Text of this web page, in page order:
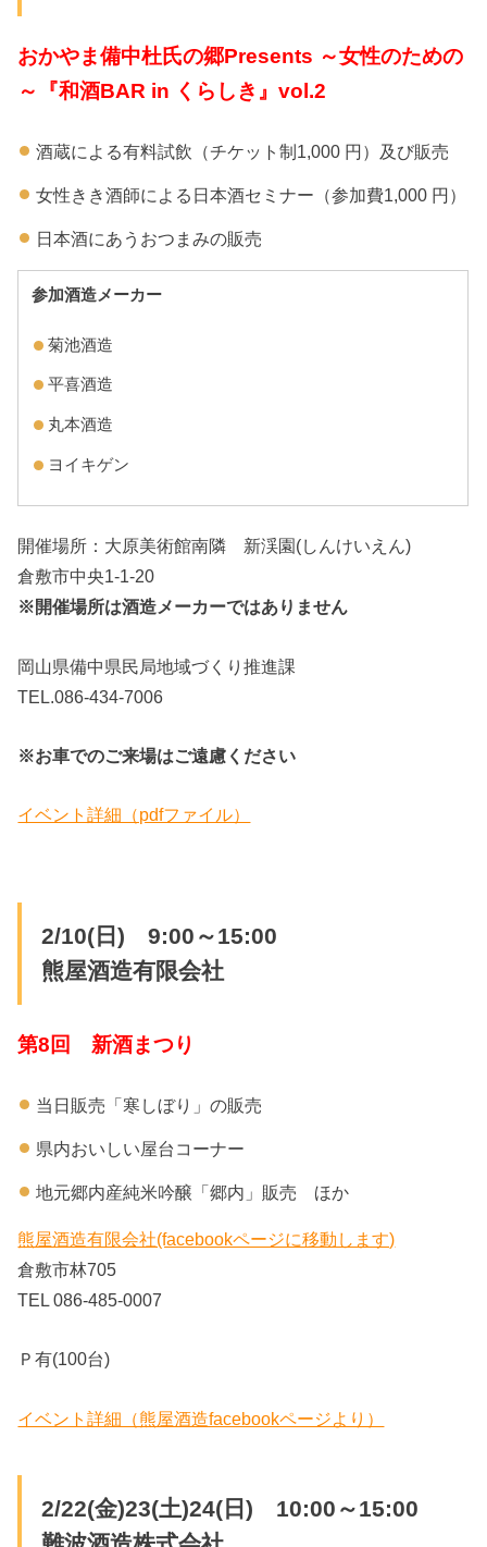
おかやま備中杜氏の郷Presents ～女性のための
～『和酒BAR in くらしき』vol.2
酒蔵による有料試飲（チケット制1,000 円）及び販売
女性きき酒師による日本酒セミナー（参加費1,000 円）
日本酒にあうおつまみの販売
参加酒造メーカー
菊池酒造
平喜酒造
丸本酒造
ヨイキゲン
開催場所：大原美術館南隣 新渓園(しんけいえん)
倉敷市中央1-1-20
※開催場所は酒造メーカーではありません
岡山県備中県民局地域づくり推進課
TEL.086-434-7006
※お車でのご来場はご遠慮ください
イベント詳細（pdfファイル）
2/10(日) 9:00～15:00
熊屋酒造有限会社
第8回 新酒まつり
当日販売「寒しぼり」の販売
県内おいしい屋台コーナー
地元郷内産純米吟醸「郷内」販売 ほか
熊屋酒造有限会社(facebookページに移動します)
倉敷市林705
TEL 086-485-0007
Ｐ有(100台)
イベント詳細（熊屋酒造facebookページより）
2/22(金)23(土)24(日) 10:00～15:00